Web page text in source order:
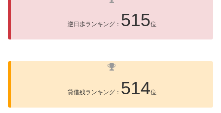
逆日歩ランキング： 515位
貸借残ランキング： 514位